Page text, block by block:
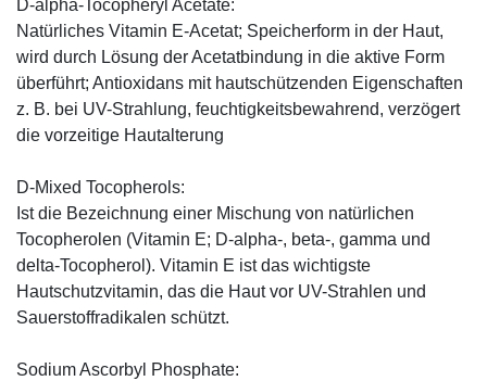
D-alpha-Tocopheryl Acetate:
Natürliches Vitamin E-Acetat; Speicherform in der Haut,
wird durch Lösung der Acetatbindung in die aktive Form
überführt; Antioxidans mit hautschützenden Eigenschaften
z. B. bei UV-Strahlung, feuchtigkeitsbewahrend, verzögert
die vorzeitige Hautalterung
D-Mixed Tocopherols:
Ist die Bezeichnung einer Mischung von natürlichen
Tocopherolen (Vitamin E; D-alpha-, beta-, gamma und
delta-Tocopherol). Vitamin E ist das wichtigste
Hautschutzvitamin, das die Haut vor UV-Strahlen und
Sauerstoffradikalen schützt.
Sodium Ascorbyl Phosphate: